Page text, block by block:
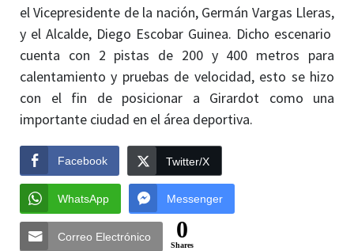
el Vicepresidente de la nación, Germán Vargas Lleras,
y el Alcalde, Diego Escobar Guinea. Dicho escenario
cuenta con 2 pistas de 200 y 400 metros para
calentamiento y pruebas de velocidad, esto se hizo
con el fin de posicionar a Girardot como una
importante ciudad en el área deportiva.
Facebook Twitter/X
WhatsApp Messenger
Correo Electrónico 0
Shares